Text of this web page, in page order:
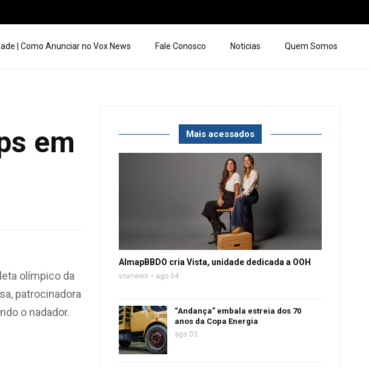
| Como Anunciar no Vox News Fale Conosco Noticias Quem Somos
em
olímpico da
patrocinadora
o nadador.
Mais acessados
AlmapBBDO cria Vista, unidade dedicada a OOH
voxnews ago 04
“Andança” embala estreia dos 70
anos da Copa Energia
ago 03